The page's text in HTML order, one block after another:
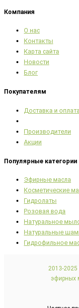
Компания
О нас
Контакты
Карта сайта
Новости
Блог
Покупателям
Доставка и оплата
Производители
Акции
Популярные категории
Эфирные масла
Косметические
Гидролаты
Розовая вода
Натуральное
Натуральные
Гидрофильное
2013-2025
эфирных